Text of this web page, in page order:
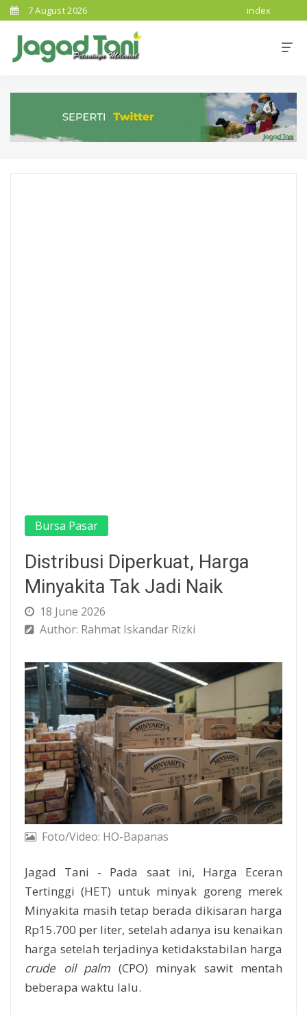
7 August 2026 index
Bursa Pasar
Distribusi Diperkuat, Harga
Minyakita Tak Jadi Naik
18 June 2026
Author: Rahmat Iskandar Rizki
Foto/Video: HO-Bapanas
Jagad Tani - Pada saat ini, Harga Eceran
Tertinggi (HET) untuk minyak goreng merek
Minyakita masih tetap berada dikisaran harga
Rp15.700 per liter, setelah adanya isu kenaikan
harga setelah terjadinya ketidakstabilan harga
crude oil palm (CPO) minyak sawit mentah
beberapa waktu lalu.